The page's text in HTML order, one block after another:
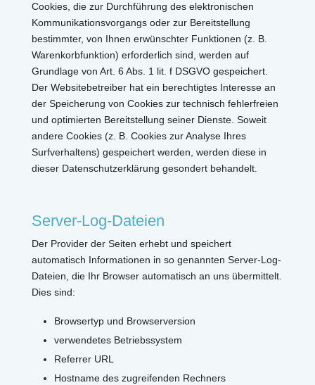
Cookies, die zur Durchführung des elektronischen
Kommunikationsvorgangs oder zur Bereitstellung
bestimmter, von Ihnen erwünschter Funktionen (z. B.
Warenkorbfunktion) erforderlich sind, werden auf
Grundlage von Art. 6 Abs. 1 lit. f DSGVO gespeichert.
Der Websitebetreiber hat ein berechtigtes Interesse an
der Speicherung von Cookies zur technisch fehlerfreien
und optimierten Bereitstellung seiner Dienste. Soweit
andere Cookies (z. B. Cookies zur Analyse Ihres
Surfverhaltens) gespeichert werden, werden diese in
dieser Datenschutzerklärung gesondert behandelt.
Server-Log-Dateien
Der Provider der Seiten erhebt und speichert
automatisch Informationen in so genannten Server-Log-
Dateien, die Ihr Browser automatisch an uns übermittelt.
Dies sind:
Browsertyp und Browserversion
verwendetes Betriebssystem
Referrer URL
Hostname des zugreifenden Rechners